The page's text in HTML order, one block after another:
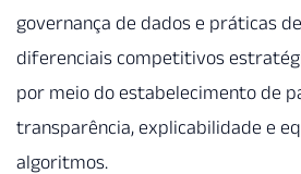
governança de dados e práticas
diferenciais competitivos
por meio do estabelecimento de
transparência, explicabilidade e
algoritmos.